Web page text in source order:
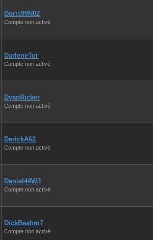
Doris99N02
Compte non activé
DarleneTor
Compte non activé
DyanRicker
Compte non activé
DerickA62
Compte non activé
Danial44W3
Compte non activé
DickBeahm7
Compte non activé